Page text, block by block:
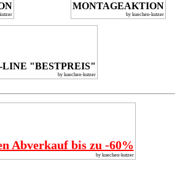
MONTAGEAKTION
by kuechen-kutzer
LINE "BESTPREIS"
by kuechen-kutzer
Abverkauf bis zu -60%
by kuechen-kutzer